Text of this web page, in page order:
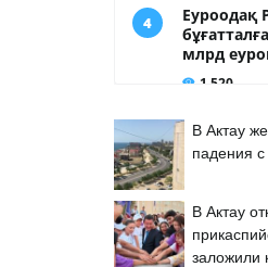
В Актау
падения
В Актау
заложили